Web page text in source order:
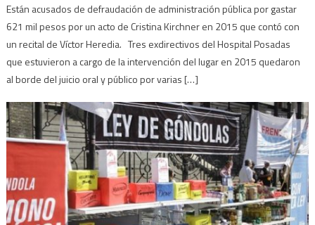
Están acusados de defraudación de administración pública por gastar
621 mil pesos por un acto de Cristina Kirchner en 2015 que contó con
un recital de Víctor Heredia. Tres exdirectivos del Hospital Posadas
que estuvieron a cargo de la intervención del lugar en 2015 quedaron
al borde del juicio oral y público por varias […]